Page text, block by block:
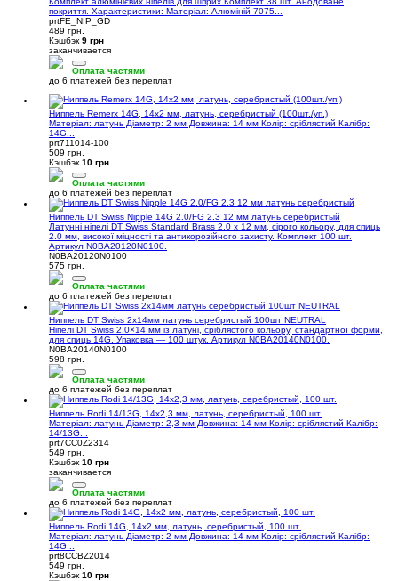
покриття. Характеристики: Матеріал: Алюміній 7075...
prtFE_NIP_GD
489 грн.
Кэшбэк 9 грн
заканчивается
Оплата частями
до 6 платежей без переплат
Ниппель Remerx 14G, 14х2 мм, латунь, серебристый (100шт./уп.)
Матеріал: латунь Діаметр: 2 мм Довжина: 14 мм Колір: сріблястий Калібр:
14G...
prt711014-100
509 грн.
Кэшбэк 10 грн
Оплата частями
до 6 платежей без переплат
Ниппель DT Swiss Nipple 14G 2.0/FG 2.3 12 мм латунь серебристый
Латунні ніпелі DT Swiss Standard Brass 2.0 x 12 мм, сірого кольору, для спиць
2.0 мм, високої міцності та антикорозійного захисту. Комплект 100 шт.
Артикул N0BA20120N0100.
N0BA20120N0100
575 грн.
Оплата частями
до 6 платежей без переплат
Ниппель DT Swiss 2х14мм латунь серебристый 100шт NEUTRAL
Ніпелі DT Swiss 2.0×14 мм із латуні, сріблястого кольору, стандартної форми,
для спиць 14G. Упаковка — 100 штук. Артикул N0BA20140N0100.
N0BA20140N0100
598 грн.
Оплата частями
до 6 платежей без переплат
Ниппель Rodi 14/13G, 14x2,3 мм, латунь, серебристый, 100 шт.
Матеріал: латунь Діаметр: 2,3 мм Довжина: 14 мм Колір: сріблястий Калібр:
14/13G...
prt7CC0Z2314
549 грн.
Кэшбэк 10 грн
заканчивается
Оплата частями
до 6 платежей без переплат
Ниппель Rodi 14G, 14x2 мм, латунь, серебристый, 100 шт.
Матеріал: латунь Діаметр: 2 мм Довжина: 14 мм Колір: сріблястий Калібр:
14G...
prt8CCBZ2014
549 грн.
Кэшбэк 10 грн